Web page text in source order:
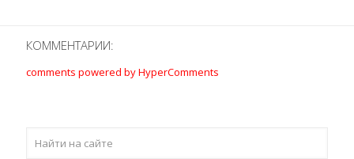
КОММЕНТАРИИ:
comments powered by HyperComments